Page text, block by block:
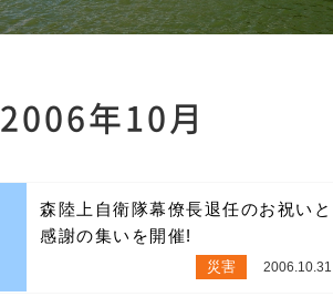
2006年10月
森陸上自衛隊幕僚長退任のお祝いと
感謝の集いを開催!
災害 2006.10.31